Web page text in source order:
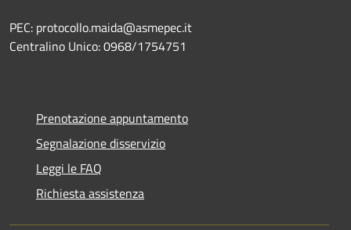
PEC: protocollo.maida@asmepec.it
Centralino Unico: 0968/1754751
Prenotazione appuntamento
Segnalazione disservizio
Leggi le FAQ
Richiesta assistenza